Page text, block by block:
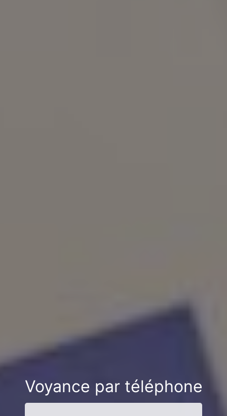
Voyance par téléphone